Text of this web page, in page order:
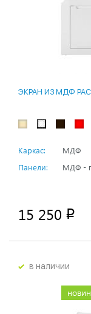
ЭКРАН ИЗ МДФ
Каркас:
МДФ
Панели:
МДФ -
15 250 p
в наличии